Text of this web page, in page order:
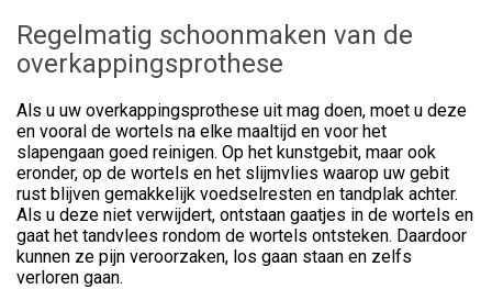
Regelmatig schoonmaken van de
overkappingsprothese
Als u uw overkappingsprothese uit mag doen, moet u deze
en vooral de wortels na elke maaltijd en voor het
slapengaan goed reinigen. Op het kunstgebit, maar ook
eronder, op de wortels en het slijmvlies waarop uw gebit
rust blijven gemakkelijk voedselresten en tandplak achter.
Als u deze niet verwijdert, ontstaan gaatjes in de wortels en
gaat het tandvlees rondom de wortels ontsteken. Daardoor
kunnen ze pijn veroorzaken, los gaan staan en zelfs
verloren gaan.